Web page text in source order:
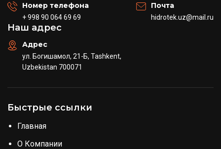
Номер телефона
+ 998 90 064 69 69
Почта
hidrotek.uz@mail.ru
Наш адрес
Адрес
ул. Богишамол, 21-Б, Tashkent,
Uzbekistan 700071
Быстрые ссылки
Главная
О Компании